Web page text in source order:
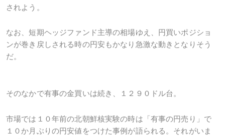
されよう。
なお、短期ヘッジファンド主導の相場ゆえ、円買いポジショ
ンが巻き戻しされる時の円安もかなり急激な動きとなりそう
だ。
そのなかで有事の金買いは続き、１２９０ドル台。
市場では１０年前の北朝鮮核実験の時は「有事の円売り」で
１０か月ぶりの円安値をつけた事例が語られる。それがいま